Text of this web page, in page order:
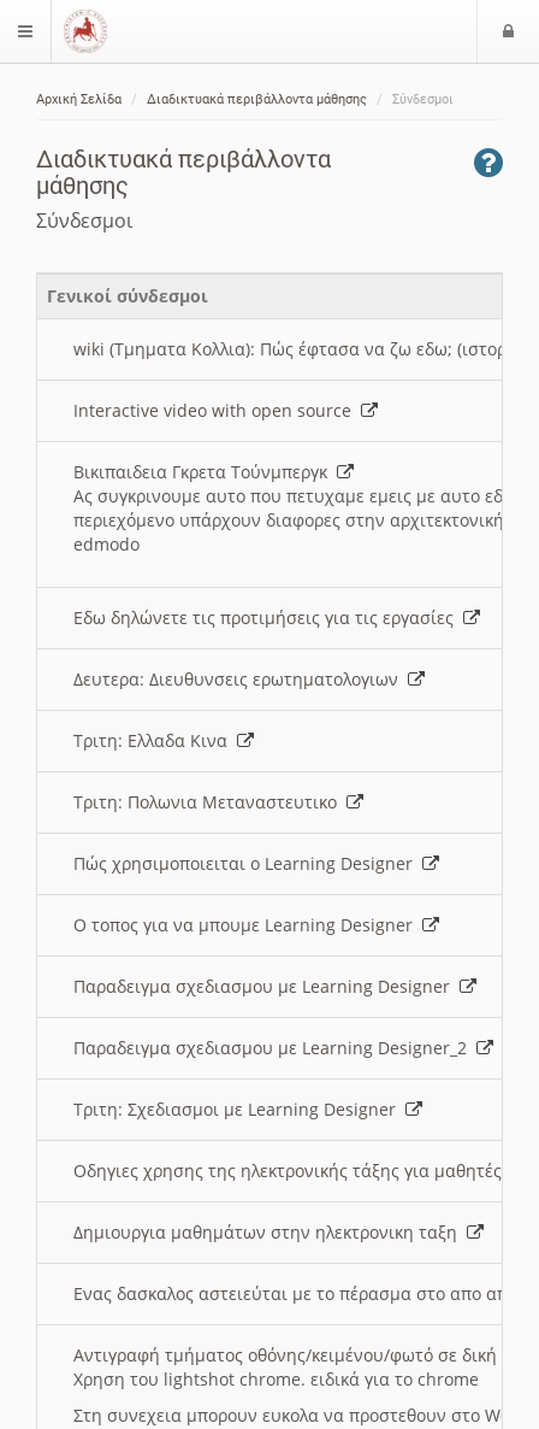
$langMenu
Αρχική Σελίδα Διαδικτυακά περιβάλλοντα μάθησης Σύνδεσμοι
Διαδικτυακά περιβάλλοντα
μάθησης
Σύνδεσμοι
Γενικοί σύνδεσμοι
wiki (Τμηματα Κολλια): Πώς έφτασα να ζω εδω; (ιστορια)
Interactive video with open source
Βικιπαιδεια Γκρετα Τούνμπεργκ
Ας συγκρινουμε αυτο που πετυχαμε εμεις με αυτο εδω
περιεχόμενο υπάρχουν διαφορες στην αρχιτεκτονική
edmodo
Εδω δηλώνετε τις προτιμήσεις για τις εργασίες
Δευτερα: Διευθυνσεις ερωτηματολογιων
Τριτη: Ελλαδα Κινα
Τριτη: Πολωνια Μεταναστευτικο
Πώς χρησιμοποιειται ο Learning Designer
O τοπος για να μπουμε Learning Designer
Παραδειγμα σχεδιασμου με Learning Designer
Παραδειγμα σχεδιασμου με Learning Designer_2
Τριτη: Σχεδιασμοι με Learning Designer
Οδηγιες χρησης της ηλεκτρονικής τάξης για μαθητές
Δημιουργια μαθημάτων στην ηλεκτρονικη ταξη
Ενας δασκαλος αστειεύται με το πέρασμα στο απο
Αντιγραφή τμήματος οθόνης/κειμένου/φωτό σε δική
Χρηση του lightshot chrome. ειδικά για το chrome
Στη συνεχεια μπορουν ευκολα να προστεθουν στο Word